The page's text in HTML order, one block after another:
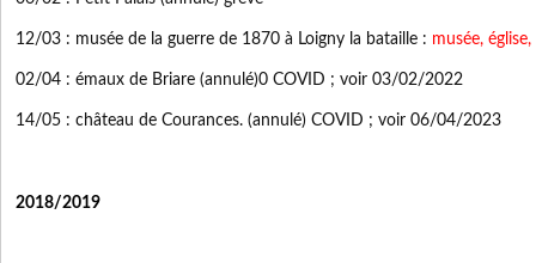
12/03 : musée de la guerre de 1870 à Loigny la bataille : musée,
02/04 : émaux de Briare (annulé)0 COVID ; voir 03/02/2022
14/05 : château de Courances. (annulé) COVID ; voir 06/04/2023
2018/2019